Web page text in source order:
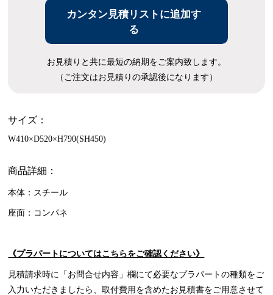
カンタン見積リストに追加す
る
お見積りと共に最短の納期をご案内致します。
（ご注文はお見積りの承認後になります）
サイズ：
W410×D520×H790(SH450)
商品詳細：
本体：スチール
座面：コンパネ
《プラパートについてはこちらをご確認ください》
見積請求時に「お問合せ内容」欄にて必要なプラパートの種類をご
入力いただきましたら、取付費用を含めたお見積書をご用意させて